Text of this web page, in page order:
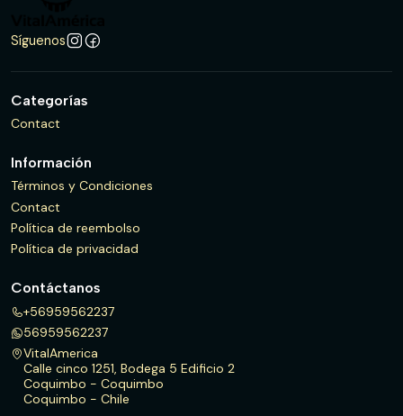
Síguenos
Categorías
Contact
Información
Términos y Condiciones
Contact
Política de reembolso
Política de privacidad
Contáctanos
+56959562237
56959562237
VitalAmerica
Calle cinco 1251, Bodega 5 Edificio 2
Coquimbo - Coquimbo
Coquimbo - Chile